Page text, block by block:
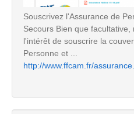
Souscrivez l'Assurance de
Secours Bien que
l'intérêt de souscrire la
Personne et ...
http://www.ffcam.fr/